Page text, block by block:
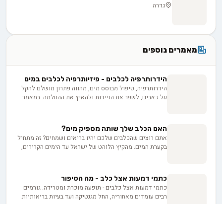
גדרה
מאמרים נוספים
הידרותרפיה לכלבים - פיזיותרפיה לכלבים במים
הידרותרפיה, טיפול מבוסס מים, מהווה פתרון מושלם להקל
על כאבים, לשפר את הניידות ולהאיץ את ההחלמה. במאמר
הניסיון והמומחיות של הצוות הרפואי. בין אם מדובר בבריכה
טיפולית, הליכון תת-מימי או תרגילים מותאמים אישית, גישה
זו מציעה שלל אפשרויות מרתקות לשיקום הכלב שלכם. אז
בואו נגלה יחד כיצד ההידרותרפיה יכולה לשנות את חייהם של
האם הכלב שלך שותה מספיק מים?
אתם רוצים שהכלבים שלכם יהיו בריאים ושמחים? זה מתחיל
בקערת המים. מהקיץ הלוהט של ישראל עד הימים הקרירים,
כתמי דמעות אצל כלב - מה הסיפור
כתמי דמעות אצל כלבים - תופעה מוכרת ומטרידה. גורמים
רבים עומדים מאחוריה, החל מגנטיקה ועד בעיות בריאותיות.